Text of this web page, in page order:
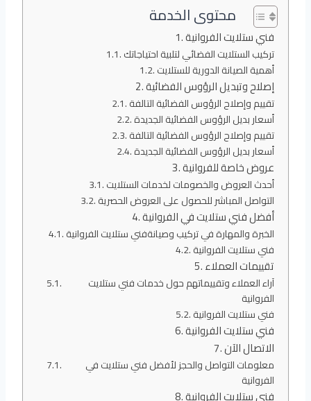
محتوى الخدمة
فني ستلايت الفروانية
تركيب الستلايت الفضائي لتلبية احتياجاتك
أهمية الصيانة الدورية للستلايت
إصلاح وتبديل الرؤوس الفضائية
تقييم وإصلاح الرؤوس الفضائية التالفة
أسعار بديل الرؤوس الفضائية الجديدة
تقييم وإصلاح الرؤوس الفضائية التالفة
أسعار بديل الرؤوس الفضائية الجديدة
عروض خاصة للفروانية
أحدث العروض والخصومات لخدمات الستلايت
التواصل المباشر للحصول على العروض الحصرية
أفضل فني ستلايت في الفروانية
الخبرة والمهارة في تركيب وصيانةفني ستلايت الفروانية
فني ستلايت الفروانية
تقييمات العملاء
آراء العملاء وتقييماتهم حول خدمات فني ستلايت
الفروانية
فني ستلايت الفروانية
فني ستلايت الفروانية
الاتصال الآن
معلومات التواصل والحجز لأفضل فني ستلايت في
الفروانية
فني ستلايت الفروانية